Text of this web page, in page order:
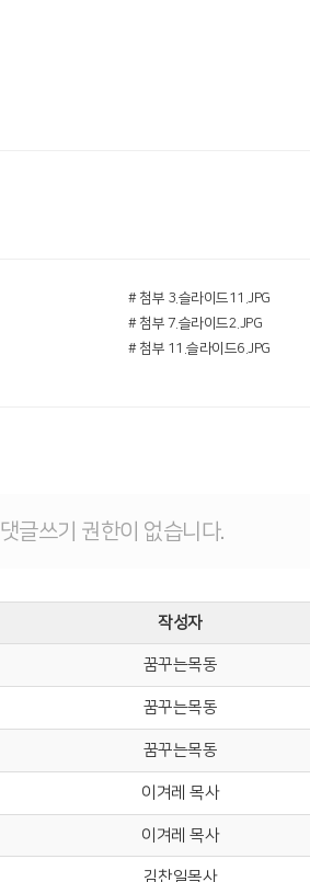
# 첨부 3.슬라이드11.JPG
# 첨부 7.슬라이드2.JPG
# 첨부 11.슬라이드6.JPG
댓글쓰기 권한이 없습니다.
작성자
꿈꾸는목동
꿈꾸는목동
꿈꾸는목동
이겨레 목사
이겨레 목사
김찬일목사